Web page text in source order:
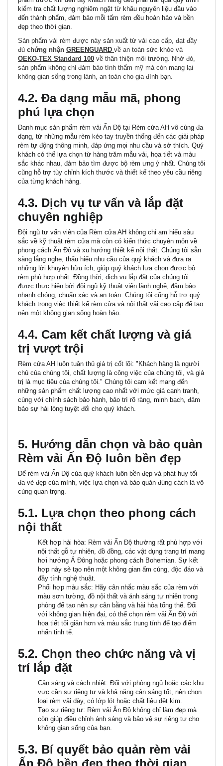
kiểm tra chất lượng nghiêm ngặt từ khâu nguyên liệu đầu vào
đến thành phẩm, đảm bảo mỗi tấm rèm đều hoàn hảo và bền
đẹp theo thời gian.
Sản phẩm vải rèm được này sản xuất từ vải cao cấp, đạt đầy
đủ chứng nhận GREENGUARD về an toàn sức khỏe và
OEKO-TEX Standard 100 về thân thiện môi trường. Nhờ đó,
sản phẩm không chỉ đảm bảo tính thẩm mỹ mà còn mang lại
không gian sống trong lành, an toàn cho gia đình bạn.
4.2. Đa dạng mẫu mã, phong
phú lựa chọn
Danh mục sản phẩm rèm vải Ấn Độ tại Rèm cửa AH vô cùng đa
dạng, từ những mẫu rèm kéo tay truyền thống đến các giải pháp
rèm tự động thông minh, đáp ứng mọi nhu cầu và sở thích. Quý
khách có thể lựa chọn từ hàng trăm mẫu vải, họa tiết và màu
sắc khác nhau, đảm bảo tìm được bộ rèm ưng ý nhất. Chúng tôi
cũng hỗ trợ tùy chỉnh kích thước và thiết kế theo yêu cầu riêng
của từng khách hàng.
4.3. Dịch vụ tư vấn và lắp đặt
chuyên nghiệp
Đội ngũ tư vấn viên của Rèm cửa AH không chỉ am hiểu sâu
sắc về kỹ thuật rèm cửa mà còn có kiến thức chuyên môn về
phong cách Ấn Độ và xu hướng thiết kế nội thất. Chúng tôi sẵn
sàng lắng nghe, thấu hiểu nhu cầu của quý khách và đưa ra
những lời khuyên hữu ích, giúp quý khách lựa chọn được bộ
rèm phù hợp nhất. Đồng thời, dịch vụ lắp đặt của chúng tôi
được thực hiện bởi đội ngũ kỹ thuật viên lành nghề, đảm bảo
nhanh chóng, chuẩn xác và an toàn. Chúng tôi cũng hỗ trợ quý
khách trong việc thiết kế rèm cửa và nội thất vải cao cấp để tạo
nên một không gian sống hoàn hảo.
4.4. Cam kết chất lượng và giá
trị vượt trội
Rèm cửa AH luôn tuân thủ giá trị cốt lõi: " Khách hàng là người
chủ của chúng tôi, chất lượng là công việc của chúng tôi, và giá
trị là mục tiêu của chúng tôi." Chúng tôi cam kết mang đến
những sản phẩm chất lượng cao nhất với mức giá cạnh tranh,
cùng với chính sách bảo hành, bảo trì rõ ràng, minh bạch, đảm
bảo sự hài lòng tuyệt đối cho quý khách.
5. Hướng dẫn chọn và bảo quản
Rèm vải Ấn Độ luôn bền đẹp
Để rèm vải Ấn Độ của quý khách luôn bền đẹp và phát huy tối
đa vẻ đẹp của mình, việc lựa chọn và bảo quản đúng cách là vô
cùng quan trọng.
5.1. Lựa chọn theo phong cách
nội thất
Kết hợp hài hòa: Rèm vải Ấn Độ thường rất phù hợp với
nội thất gỗ tự nhiên, đồ đồng, các vật dụng trang trí mang
hơi hướng Á Đông hoặc phong cách Bohemian. Sự kết
hợp này sẽ tạo nên một không gian ấm cúng, độc đáo và
đầy tính nghệ thuật.
Phối hợp màu sắc: Hãy cân nhắc màu sắc của rèm với
màu sơn tường, đồ nội thất và ánh sáng tự nhiên trong
phòng để tạo nên sự cân bằng và hài hòa tổng thể. Đối
với không gian hiện đại, có thể chọn rèm vải Ấn Độ với
họa tiết tối giản hơn và màu sắc trung tính để tạo điểm
nhấn tinh tế.
5.2. Chọn theo chức năng và vị
trí lắp đặt
Cản sáng và cách nhiệt: Đối với phòng ngủ hoặc các khu
vực cần sự riêng tư và khả năng cản sáng tốt, nên chọn
loại rèm vải dày, có lớp lót hoặc chất liệu dệt kim.
Tạo sự riêng tư: Rèm vải Ấn Độ không chỉ làm đẹp mà
còn giúp điều chỉnh ánh sáng và bảo vệ sự riêng tư cho
không gian sống của bạn.
5.3. Bí quyết bảo quản rèm vải
Ấn Độ bền đẹp theo thời gian